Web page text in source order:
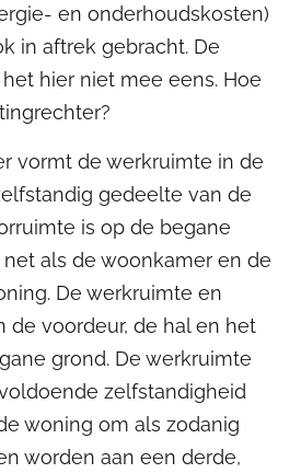
en onderhoudskosten)
in aftrek gebracht. De
hier niet mee eens. Hoe
vormt de werkruimte in de
gedeelte van de
is op de begane
als de woonkamer en de
De werkruimte en
de voordeur, de hal en het
grond. De werkruimte
zelfstandigheid
woning om als zodanig
worden aan een derde,